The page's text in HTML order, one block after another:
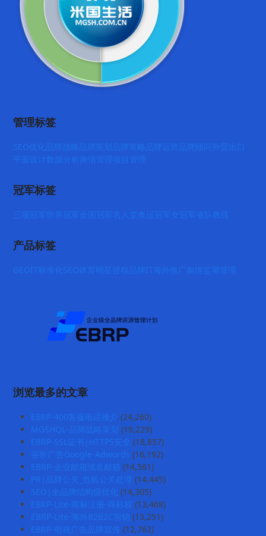
管理标签
SEO优化 品牌战略 品牌策划 品牌策略 品牌运营 品牌顾问 外贸出口
平面设计数据分析 舆情管理 项目管理
冠军标签
三项冠军世界冠军全国冠军名人堂 奥运冠军 女冠军省队教练
产品标签
GEOIT标准化SEO体育明星授权 品牌IT海外推广 舆情监测管理
浏览最多的文章
EBRP-400客服电话推介 (24,260)
MGSHQL-品牌战略策划
(19,229)
EBRP-SSL证书|HTTPS安全 (18,857)
谷歌广告Google-Adwords (16,192)
EBRP-企业邮箱域名邮箱 (14,561)
PR|品牌公关_危机公关处理
(14,445)
SEO|全品牌结构级优化 (14,305)
EBRP-Lite-商标注册-商标权 (13,468)
EBRP-Lite-海外B2B2C营销 (13,251)
EBRP-电视广告品牌宣传 (12,762)